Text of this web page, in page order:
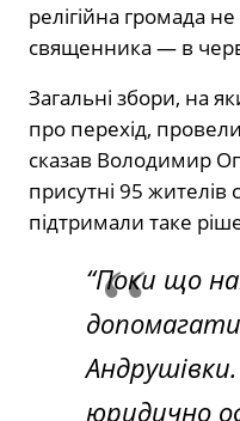
релігійна громада
священника — в
Загальні збори, на
про перехід,
сказав Володимир
присутні 95 жителів
підтримали таке
“Поки що
юридично